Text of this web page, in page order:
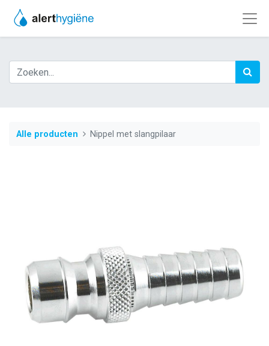
Alle producten Nippel met slangpilaar